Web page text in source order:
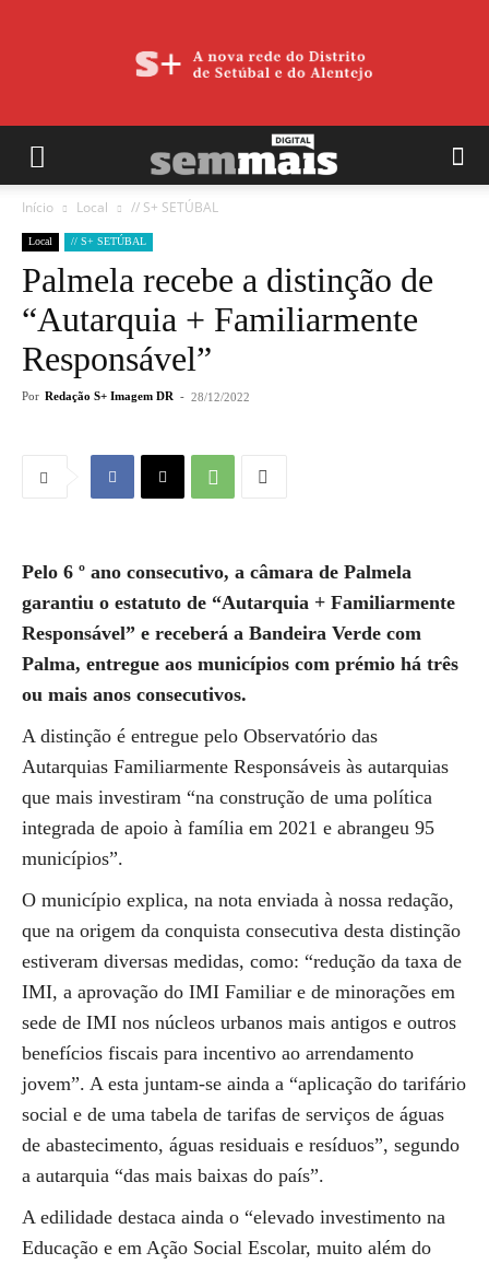
Início Local // S+ SETÚBAL
Local // S+ SETÚBAL
Palmela recebe a distinção de
“Autarquia + Familiarmente
Responsável”
Por Redação S+ Imagem DR - 28/12/2022
Pelo 6 º ano consecutivo, a câmara de Palmela
garantiu o estatuto de “Autarquia + Familiarmente
Responsável” e receberá a Bandeira Verde com
Palma, entregue aos municípios com prémio há três
ou mais anos consecutivos.
A distinção é entregue pelo Observatório das
Autarquias Familiarmente Responsáveis às autarquias
que mais investiram “na construção de uma política
integrada de apoio à família em 2021 e abrangeu 95
municípios”.
O município explica, na nota enviada à nossa redação,
que na origem da conquista consecutiva desta distinção
estiveram diversas medidas, como: “redução da taxa de
IMI, a aprovação do IMI Familiar e de minorações em
sede de IMI nos núcleos urbanos mais antigos e outros
benefícios fiscais para incentivo ao arrendamento
jovem”. A esta juntam-se ainda a “aplicação do tarifário
social e de uma tabela de tarifas de serviços de águas
de abastecimento, águas residuais e resíduos”, segundo
a autarquia “das mais baixas do país”.
A edilidade destaca ainda o “elevado investimento na
Educação e em Ação Social Escolar, muito além do